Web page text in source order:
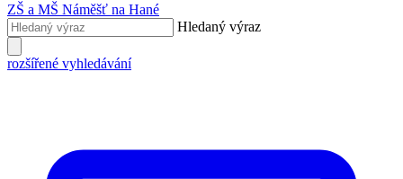
ZŠ a MŠ Náměšť na Hané
Hledaný výraz
rozšířené vyhledávání